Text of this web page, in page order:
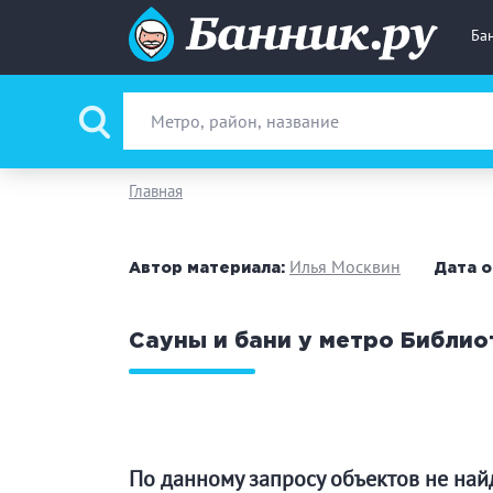
Вид парной
Вместимость
Главная
Автор материала: Илья Москвин Дата
Сауны и бани у метро
По данному запросу объектов не